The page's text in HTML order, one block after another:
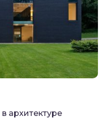
архитектуре